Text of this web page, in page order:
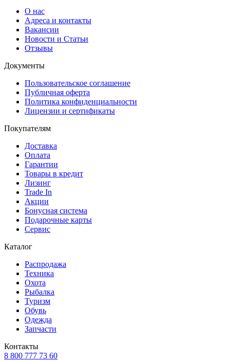
О нас
Адреса и контакты
Вакансии
Новости и Статьи
Отзывы
Документы
Пользовательское соглашение
Публичная оферта
Политика конфиденциальности
Лицензии и сертификаты
Покупателям
Доставка
Оплата
Гарантии
Товары в кредит
Лизинг
Trade In
Акции
Бонусная система
Подарочные карты
Сервис
Каталог
Распродажа
Техника
Охота
Рыбалка
Туризм
Обувь
Одежда
Запчасти
Контакты
8 800 777 73 60